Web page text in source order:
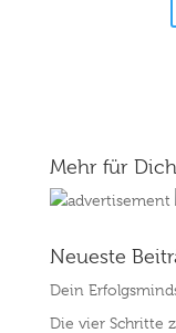
Mehr für Dich
Neueste
Dein
Die vier Schritte